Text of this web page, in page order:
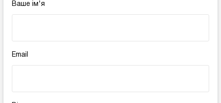
Ваше ім'я
Email